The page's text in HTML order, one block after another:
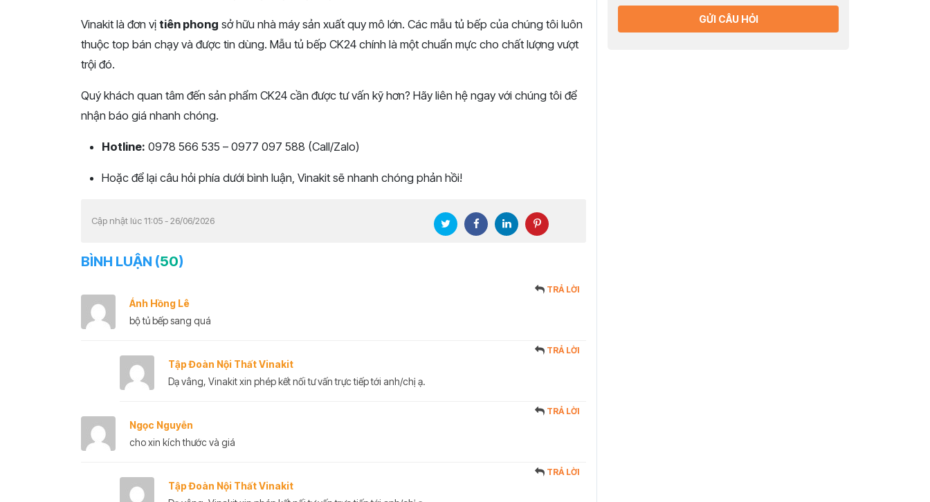
Vinakit là đơn vị tiên phong sở hữu nhà máy sản xuất quy mô lớn. Các mẫu tủ bếp của chúng tôi luôn
thuộc top bán chạy và được tin dùng. Mẫu tủ bếp CK24 chính là một chuẩn mực cho chất lượng vượt
trội đó.
Quý khách quan tâm đến sản phẩm CK24 cần được tư vấn kỹ hơn? Hãy liên hệ ngay với chúng tôi để
nhận báo giá nhanh chóng.
Hotline: 0978 566 535 – 0977 097 588 (Call/Zalo)
Hoặc để lại câu hỏi phía dưới bình luận, Vinakit sẽ nhanh chóng phản hồi!
Cập nhật lúc 11:05 - 26/06/2026
BÌNH LUẬN (50)
Ánh Hồng Lê
TRẢ LỜI
bộ tủ bếp sang quá
Tập Đoàn Nội Thất Vinakit
TRẢ LỜI
Dạ vâng, Vinakit xin phép kết nối tư vấn trực tiếp tới anh/chị ạ.
Ngọc Nguyễn
TRẢ LỜI
cho xin kích thước và giá
Tập Đoàn Nội Thất Vinakit
TRẢ LỜI
GỬI CÂU HỎI